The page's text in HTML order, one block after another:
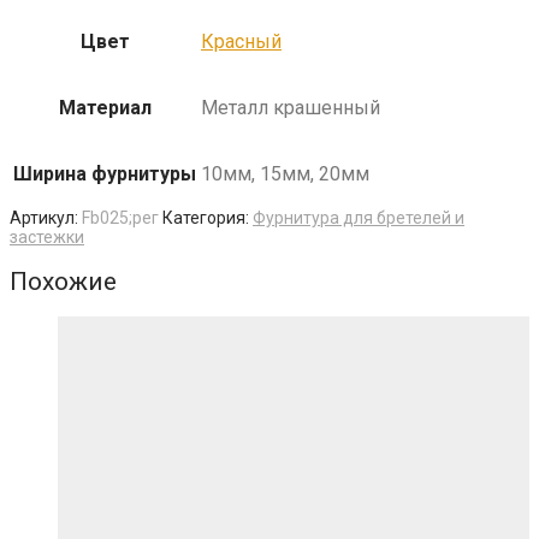
Цвет Красный
Материал Металл крашенный
Ширина фурнитуры 10мм, 15мм, 20мм
Артикул: Fb025;регКатегория: Фурнитура для бретелей и
застежки
Похожие